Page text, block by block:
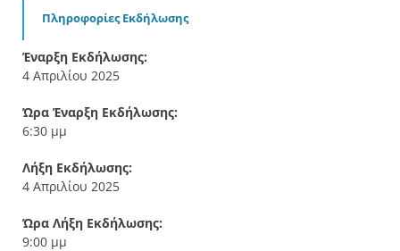
Πληροφορίες Εκδήλωσης
Έναρξη Εκδήλωσης:
4 Απριλίου 2025
Ώρα Έναρξη Εκδήλωσης:
6:30 μμ
Λήξη Εκδήλωσης:
4 Απριλίου 2025
Ώρα Λήξη Εκδήλωσης:
9:00 μμ